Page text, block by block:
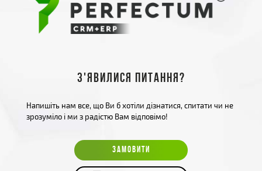
З'явилися питання?
Напишіть нам все, що Ви б хотіли дізнатися, спитати чи не
зрозуміло і ми з радістю Вам відповімо!
ЗАМОВИТИ